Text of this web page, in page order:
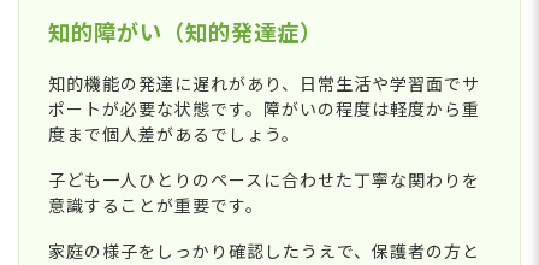
知的障がい（知的発達症）
知的機能の発達に遅れがあり、日常生活や学習面でサ
ポートが必要な状態です。障がいの程度は軽度から重
度まで個人差があるでしょう。
子ども一人ひとりのペースに合わせた丁寧な関わりを
意識することが重要です。
家庭の様子をしっかり確認したうえで、保護者の方と